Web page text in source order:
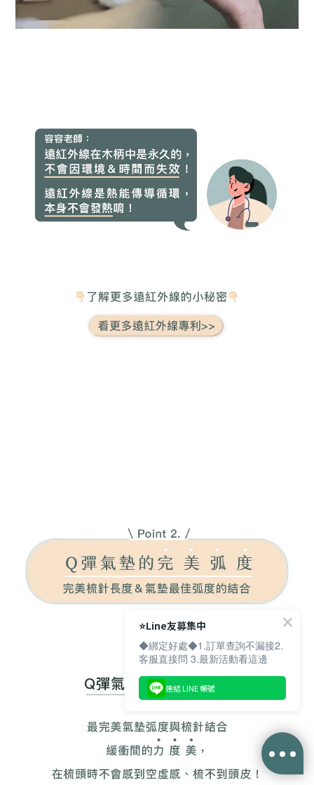
⭐️Line友募集中
◆綁定好處◆1.訂單查詢不漏接2.
客服直接問 3.最新活動看這邊
連結 LINE 帳號